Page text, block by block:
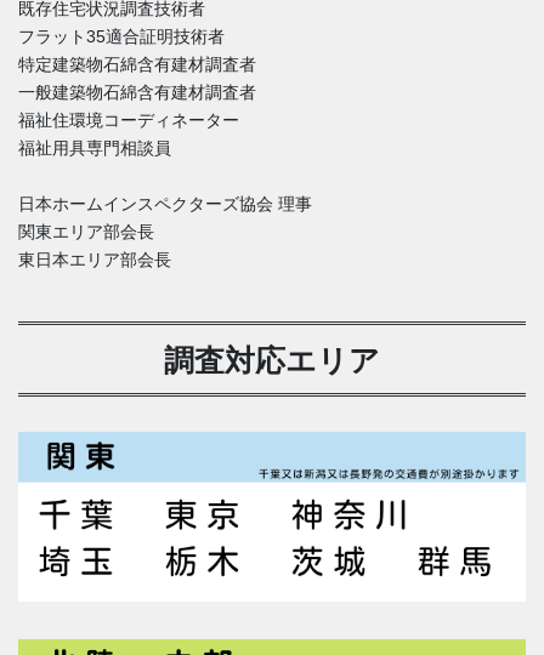
既存住宅状況調査技術者
フラット35適合証明技術者
特定建築物石綿含有建材調査者
一般建築物石綿含有建材調査者
福祉住環境コーディネーター
福祉用具専門相談員
日本ホームインスペクターズ協会 理事
関東エリア部会長
東日本エリア部会長
調査対応エリア